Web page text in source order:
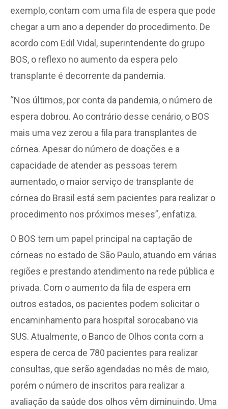
exemplo, contam com uma fila de espera que pode
chegar a um ano a depender do procedimento. De
acordo com Edil Vidal, superintendente do grupo
BOS, o reflexo no aumento da espera pelo
transplante é decorrente da pandemia.
“Nos últimos, por conta da pandemia, o número de
espera dobrou. Ao contrário desse cenário, o BOS
mais uma vez zerou a fila para transplantes de
córnea. Apesar do número de doações e a
capacidade de atender as pessoas terem
aumentado, o maior serviço de transplante de
córnea do Brasil está sem pacientes para realizar o
procedimento nos próximos meses”, enfatiza.
O BOS tem um papel principal na captação de
córneas no estado de São Paulo, atuando em várias
regiões e prestando atendimento na rede pública e
privada. Com o aumento da fila de espera em
outros estados, os pacientes podem solicitar o
encaminhamento para hospital sorocabano via
SUS. Atualmente, o Banco de Olhos conta com a
espera de cerca de 780 pacientes para realizar
consultas, que serão agendadas no mês de maio,
porém o número de inscritos para realizar a
avaliação da saúde dos olhos vêm diminuindo. Uma